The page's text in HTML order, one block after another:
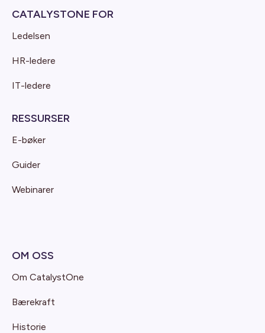
CATALYSTONE FOR
Ledelsen
HR-ledere
IT-ledere
RESSURSER
E-bøker
Guider
Webinarer
OM OSS
Om CatalystOne
Bærekraft
Historie